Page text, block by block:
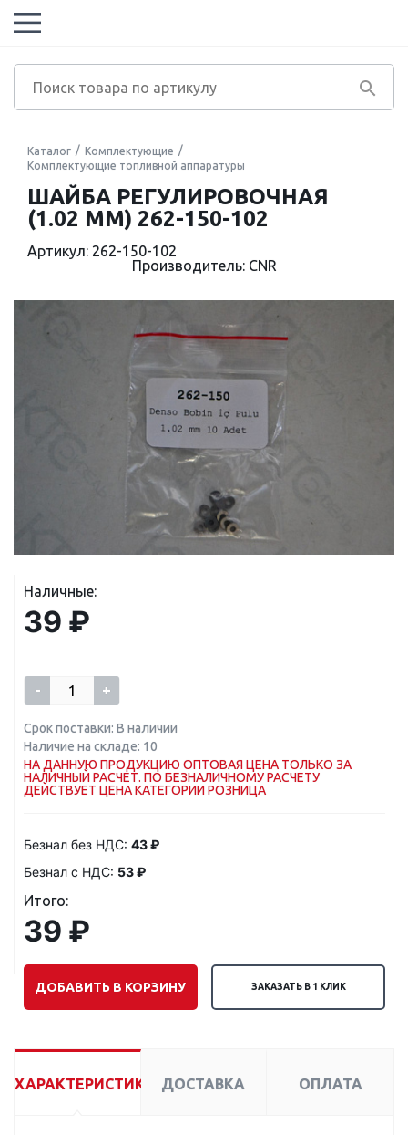
Каталог
Комплектующие
Комплектующие топливной аппаратуры
ШАЙБА РЕГУЛИРОВОЧНАЯ
(1.02 MM) 262-150-102
Артикул: 262-150-102
Производитель: CNR
Наличные:
39 ₽
- +
Срок поставки: В наличии
Наличие на складе: 10
НА ДАННУЮ ПРОДУКЦИЮ ОПТОВАЯ ЦЕНА ТОЛЬКО ЗА
НАЛИЧНЫЙ РАСЧЕТ. ПО БЕЗНАЛИЧНОМУ РАСЧЕТУ
ДЕЙСТВУЕТ ЦЕНА КАТЕГОРИИ РОЗНИЦА
Безнал без НДС: 43 ₽
Безнал с НДС: 53 ₽
Итого:
39 ₽
ДОБАВИТЬ В КОРЗИНУ ЗАКАЗАТЬ В 1 КЛИК
ХАРАКТЕРИСТИКИ ДОСТАВКА ОПЛАТА